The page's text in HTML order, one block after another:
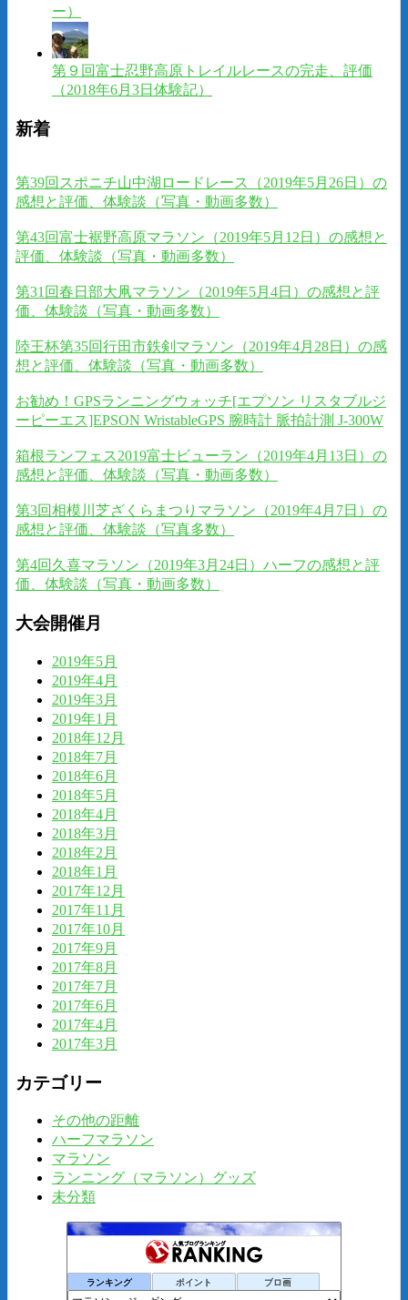
ー）
第９回富士忍野高原トレイルレースの完走、評価
（2018年6月3日体験記）
新着
第39回スポニチ山中湖ロードレース（2019年5月26日）の
感想と評価、体験談（写真・動画多数）
第43回富士裾野高原マラソン（2019年5月12日）の感想と
評価、体験談（写真・動画多数）
第31回春日部大凧マラソン（2019年5月4日）の感想と評
価、体験談（写真・動画多数）
陸王杯第35回行田市鉄剣マラソン（2019年4月28日）の感
想と評価、体験談（写真・動画多数）
お勧め！GPSランニングウォッチ[エプソン リスタブルジ
ーピーエス]EPSON WristableGPS 腕時計 脈拍計測 J-300W
箱根ランフェス2019富士ビューラン（2019年4月13日）の
感想と評価、体験談（写真・動画多数）
第3回相模川芝ざくらまつりマラソン（2019年4月7日）の
感想と評価、体験談（写真多数）
第4回久喜マラソン（2019年3月24日）ハーフの感想と評
価、体験談（写真・動画多数）
大会開催月
2019年5月
2019年4月
2019年3月
2019年1月
2018年12月
2018年7月
2018年6月
2018年5月
2018年4月
2018年3月
2018年2月
2018年1月
2017年12月
2017年11月
2017年10月
2017年9月
2017年8月
2017年7月
2017年6月
2017年4月
2017年3月
カテゴリー
その他の距離
ハーフマラソン
マラソン
ランニング（マラソン）グッズ
未分類
ランキング ポイント ブロ画